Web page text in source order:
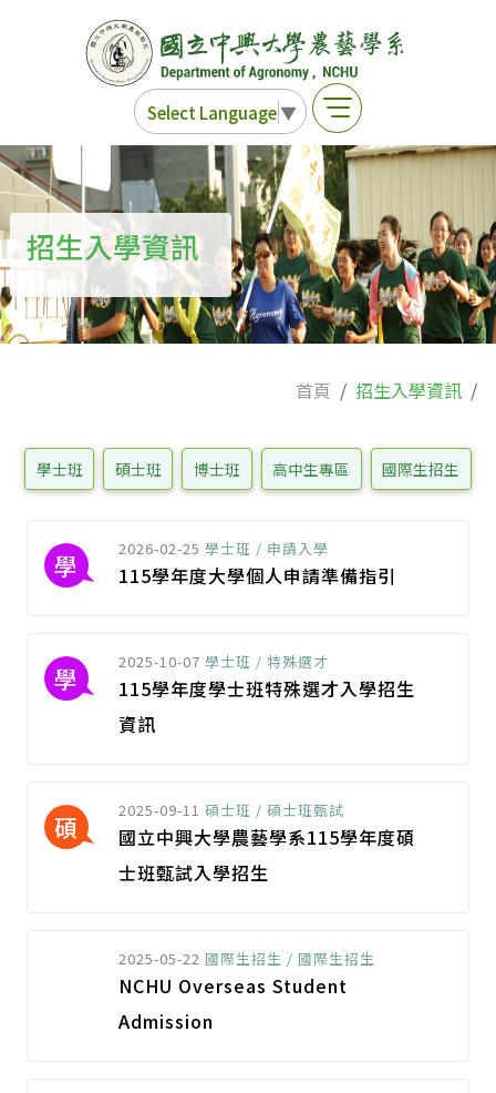
Select Language▼
招生入學資訊
首頁 招生入學資訊
學士班 碩士班 博士班 高中生專區 國際生招生
學 2026-02-25 學士班 / 申請入學
115學年度大學個人申請準備指引
學 2025-10-07 學士班 / 特殊選才
115學年度學士班特殊選才入學招生
資訊
碩 2025-09-11 碩士班 / 碩士班甄試
國立中興大學農藝學系115學年度碩
士班甄試入學招生
2025-05-22 國際生招生 / 國際生招生
NCHU Overseas Student
Admission